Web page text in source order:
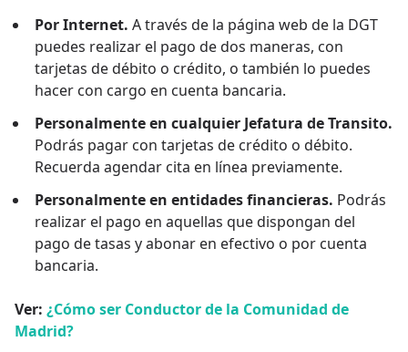
Por Internet. A través de la página web de la DGT
puedes realizar el pago de dos maneras, con
tarjetas de débito o crédito, o también lo puedes
hacer con cargo en cuenta bancaria.
Personalmente en cualquier Jefatura de Transito.
Podrás pagar con tarjetas de crédito o débito.
Recuerda agendar cita en línea previamente.
Personalmente en entidades financieras. Podrás
realizar el pago en aquellas que dispongan del
pago de tasas y abonar en efectivo o por cuenta
bancaria.
Ver: ¿Cómo ser Conductor de la Comunidad de
Madrid?